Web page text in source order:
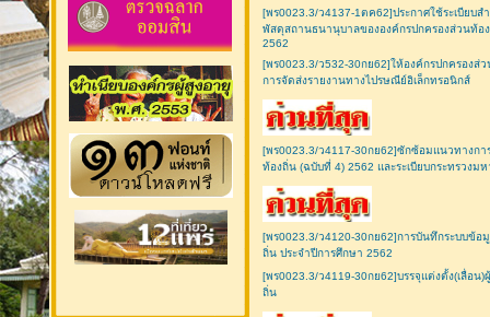
[พร0023.3/ว4137-1ตค62]ประกาศใช้ระเบียบ
พัสดุสถานธนานุบาลขององค์กรปกครองส่วนท้อ
2562
[พร0023.3/ว532-30กย62]ให้องค์กรปกครอง
การจัดส่งรายงานทางไปรษณีย์อิเล็กทรอนิกส์
[พร0023.3/ว4117-30กย62]ซักซ้อมแนวทางกา
ท้องถิ่น (ฉบับที่ 4) 2562 และระเบียบกระทรวง
[พร0023.3/ว4120-30กย62]การบันทึกระบบข้อ
ถิ่น ประจำปีการศึกษา 2562
[พร0023.3/ว4119-30กย62]บรรจุแต่งตั้ง(เลื่อ
ถิ่น